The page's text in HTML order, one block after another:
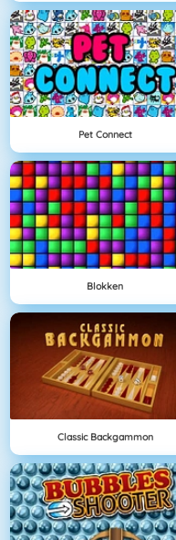
Pet Connect
Blokken
Classic Backgammon